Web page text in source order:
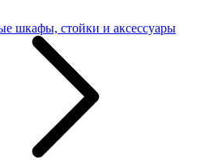
шкафы, стойки и аксессуары